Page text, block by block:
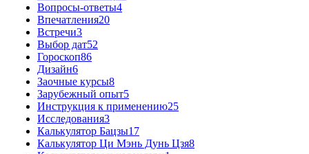
Вопросы-ответы4
Впечатления20
Встречи3
Выбор дат52
Гороскоп86
Дизайн6
Заочные курсы8
Зарубежный опыт5
Инструкция к применению25
Исследования3
Калькулятор Бацзы17
Калькулятор Ци Мэнь Дунь Цзя8